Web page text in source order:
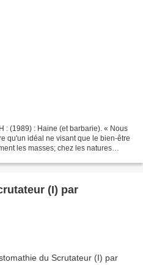
: (1989) : Haine (et barbarie). « Nous
qu'un idéal ne visant que le bien-être
les masses; chez les natures
(I) par